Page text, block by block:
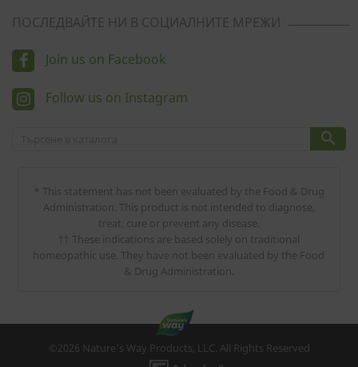
ПОСЛЕДВАЙТЕ НИ В СОЦИАЛНИТЕ МРЕЖИ
Join us on Facebook
Follow us on Instagram

* This statement has not been evaluated by the Food & Drug
Administration. This product is not intended to diagnose,
treat, cure or prevent any disease.
†† These indications are based solely on traditional
homeopathic use. They have not been evaluated by the Food
& Drug Administration.
©2026 Nature's Way Products, LLC. All Rights Reserved